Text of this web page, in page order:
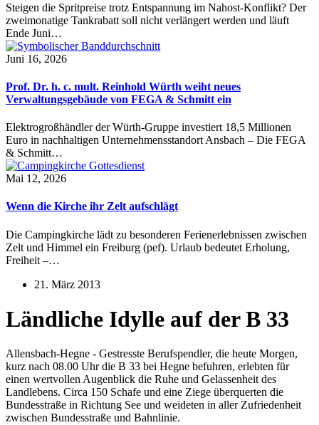
Steigen die Spritpreise trotz Entspannung im Nahost-Konflikt? Der
zweimonatige Tankrabatt soll nicht verlängert werden und läuft
Ende Juni…
Juni 16, 2026
Prof. Dr. h. c. mult. Reinhold Würth weiht neues
Verwaltungsgebäude von FEGA & Schmitt ein
Elektrogroßhändler der Würth-Gruppe investiert 18,5 Millionen
Euro in nachhaltigen Unternehmensstandort Ansbach – Die FEGA
& Schmitt…
Mai 12, 2026
Wenn die Kirche ihr Zelt aufschlägt
Die Campingkirche lädt zu besonderen Ferienerlebnissen zwischen
Zelt und Himmel ein Freiburg (pef). Urlaub bedeutet Erholung,
Freiheit –…
21. März 2013
Ländliche Idylle auf der B 33
Allensbach-Hegne - Gestresste Berufspendler, die heute Morgen,
kurz nach 08.00 Uhr die B 33 bei Hegne befuhren, erlebten für
einen wertvollen Augenblick die Ruhe und Gelassenheit des
Landlebens. Circa 150 Schafe und eine Ziege überquerten die
Bundesstraße in Richtung See und weideten in aller Zufriedenheit
zwischen Bundesstraße und Bahnlinie.